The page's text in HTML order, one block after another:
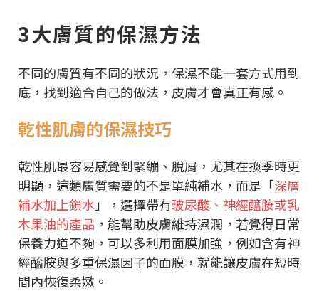
3大膚質的保濕方法
不同的膚質有不同的狀況，保濕不能一套方式用到
底，找到適合自己的做法，皮膚才會真正有感。
乾性肌膚的保濕技巧
乾性肌最容易感覺到緊繃、脫屑，尤其在換季時更
明顯，這類膚質需要的不是單純補水，而是「深層
補水加上鎖水」，選擇帶有玻尿酸、神經醯胺或乳
木果油的產品 ，能幫助皮膚維持濕潤，若覺得日常
保養力道不夠，可以多利用面膜加強，例如含有神
經醯胺與多重保濕因子的面膜，就能讓皮膚在短時
間內恢復柔嫩。